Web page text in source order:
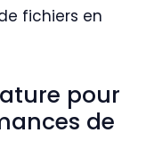
fichiers en
pour
de